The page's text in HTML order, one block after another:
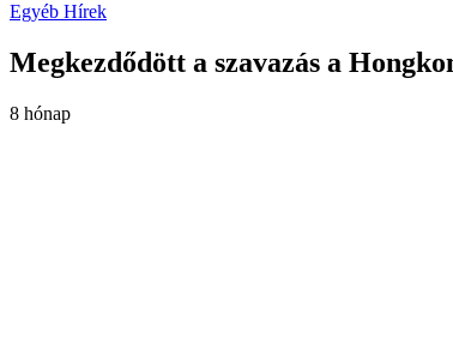
Egyéb Hírek
Megkezdődött a szavazás a
8 hónap